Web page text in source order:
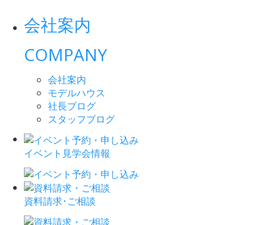
会社案内
COMPANY
会社案内
モデルハウス
社長ブログ
スタッフブログ
イベント見学会情報
資料請求･ご相談